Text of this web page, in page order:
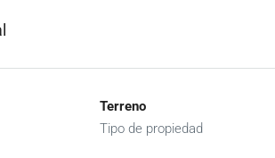
Terreno
Tipo de propiedad